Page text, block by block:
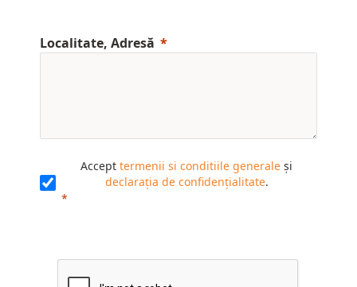
Localitate, Adresă
Accept termenii si conditiile generale și
declarația de confidențialitate.